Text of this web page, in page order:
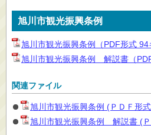
旭川市観光振興条例
旭川市観光振興条例（PDF形式 94
旭川市観光振興条例 解説書（
関連ファイル
旭川市観光振興条例 (ＰＤＦ形
旭川市観光振興条例 解説書 (